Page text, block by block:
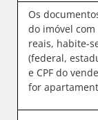
Os
do imóvel
reais, habite-
(federal,
e CPF do
for